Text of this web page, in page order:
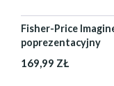
Fisher-Price
poprezentacyjny
169,99 ZŁ